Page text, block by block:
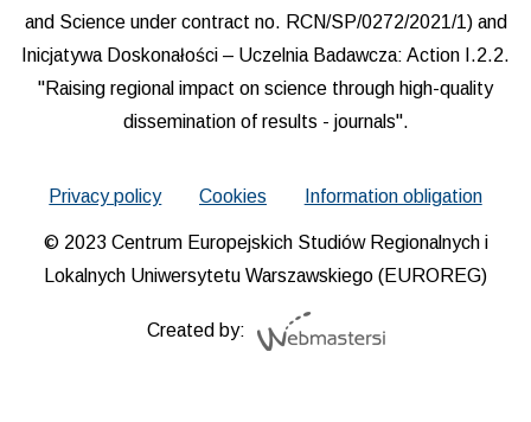
and Science under contract no. RCN/SP/0272/2021/1) and
Inicjatywa Doskonałości – Uczelnia Badawcza: Action I.2.2.
"Raising regional impact on science through high-quality
dissemination of results - journals".
Privacy policy Cookies Information obligation
© 2023 Centrum Europejskich Studiów Regionalnych i
Lokalnych Uniwersytetu Warszawskiego (EUROREG)
Created by: